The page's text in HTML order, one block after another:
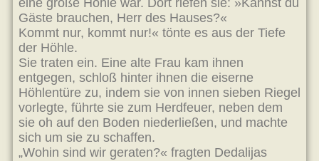
eine große Höhle war. Dort riefen sie: »Kannst du
Gäste brauchen, Herr des Hauses?«
Kommt nur, kommt nur!« tönte es aus der Tiefe
der Höhle.
Sie traten ein. Eine alte Frau kam ihnen
entgegen, schloß hinter ihnen die eiserne
Höhlentüre zu, indem sie von innen sieben Riegel
vorlegte, führte sie zum Herdfeuer, neben dem
sie oh auf den Boden niederließen, und machte
sich um sie zu schaffen.
„Wohin sind wir geraten?« fragten Dedalijas